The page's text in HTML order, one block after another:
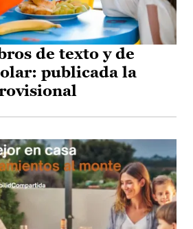
de texto y de
publicada la